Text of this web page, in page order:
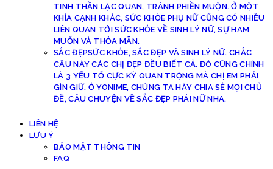
TINH THẦN LẠC QUAN, TRÁNH PHIỀN MUỘN. Ở MỘT
KHÍA CẠNH KHÁC, SỨC KHỎE PHỤ NỮ CŨNG CÓ NHIỀU
LIÊN QUAN TỚI SỨC KHỎE VỀ SINH LÝ NỮ, SỰ HAM
MUỐN VÀ THỎA MÃN.
SẮC ĐẸPSỨC KHỎE, SẮC ĐẸP VÀ SINH LÝ NỮ. CHẮC
CÂU NÀY CÁC CHỊ ĐẸP ĐỀU BIẾT CẢ. ĐÓ CŨNG CHÍNH
LÀ 3 YẾU TỐ CỰC KỲ QUAN TRỌNG MÀ CHỊ EM PHẢI
GÌN GIỮ. Ở YONIME, CHÚNG TA HÃY CHIA SẺ MỌI CHỦ
ĐỀ, CÂU CHUYỆN VỀ SẮC ĐẸP PHÁI NỮ NHA.
LIÊN HỆ
LƯU Ý
BẢO MẬT THÔNG TIN
FAQ